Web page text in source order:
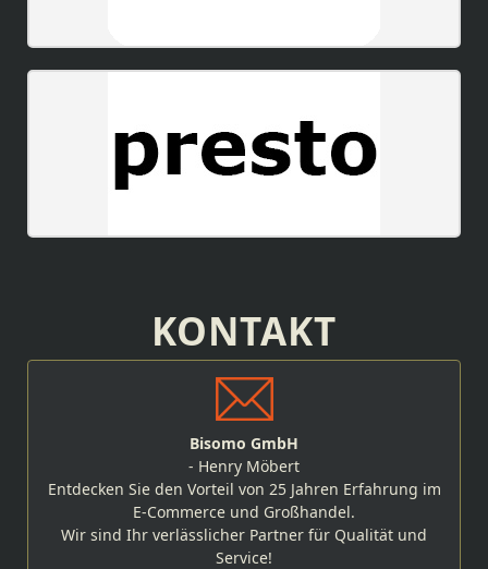
KONTAKT
Bisomo GmbH
- Henry Möbert
Entdecken Sie den Vorteil von 25 Jahren Erfahrung im
E-Commerce und Großhandel.
Wir sind Ihr verlässlicher Partner für Qualität und
Service!